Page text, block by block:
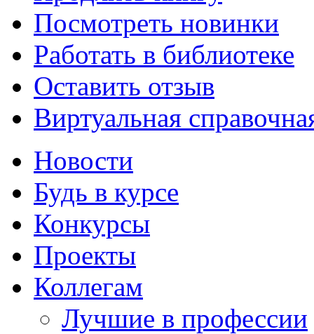
Посмотреть новинки
Работать в библиотеке
Оставить отзыв
Виртуальная
Новости
Будь в курсе
Конкурсы
Проекты
Коллегам
Лучшие в профессии